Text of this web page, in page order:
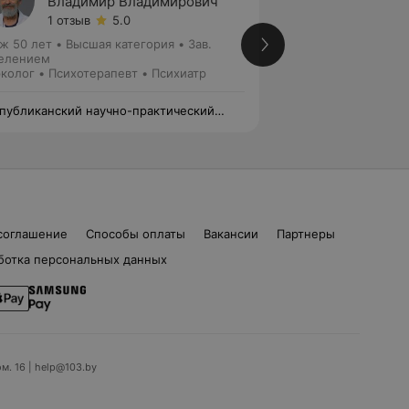
1 отзыв
5.0
50 лет • Высшая категория • Зав.
• Психотерапевт • Психиатр
научно-практический
Способы оплаты Вакансии
Партнеры
персональных данных
16 | help@103.by